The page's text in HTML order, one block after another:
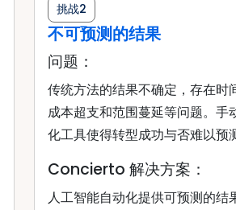
挑战2
不可预测的结果
问题：
传统方法的结果不确定，存在时
成本超支和范围蔓延等问题。手
化工具使得转型成功与否难以预
Concierto 解决方案：
人工智能自动化提供可预测的结